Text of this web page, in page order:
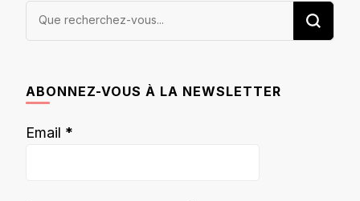
Vous
ABONNEZ-VOUS À LA NEWSLETTER
Email *